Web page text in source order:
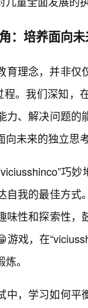
：培养面向
育理念，并非
程。我们深知
力、解决问题的
向未来的独立思
巧
自我的最佳方
味性和探索性
游戏，在
。
中，学习如何平